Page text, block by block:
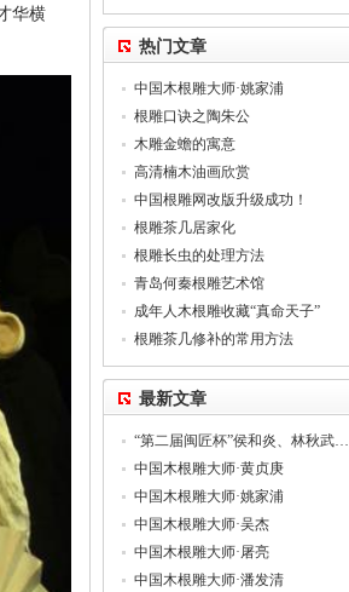
华横
热门文章
中国木根雕大师·姚家浦
根雕口诀之陶朱公
木雕金蟾的寓意
高清楠木油画欣赏
中国根雕网改版升级成功！
根雕茶几居家化
根雕长虫的处理方法
青岛何秦根雕艺术馆
成年人木根雕收藏“真命天子”
根雕茶几修补的常用方法
最新文章
“第二届闽匠杯”侯和炎、林秋武…
中国木根雕大师·黄贞庚
中国木根雕大师·姚家浦
中国木根雕大师·吴杰
中国木根雕大师·屠亮
中国木根雕大师·潘发清